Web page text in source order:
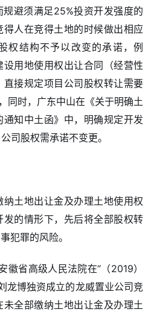
避须满足25%投资开发强度的
人在竞得土地的时候做出相应
权结构不予以改变的承诺，例
用地使用权出让合同（经营性
接规定项目公司股权转让需要
同时，广东中山在《关于明确土
知中土函》中，明确规定开发
司股权需承诺不变更。
土地出让金及办理土地使用权
的情形下，先后将全部股权转
犯罪的风险。
省高级人民法院在“（2019）
龙博独资成立的龙威置业公司竞
全部缴纳土地出让金及办理土